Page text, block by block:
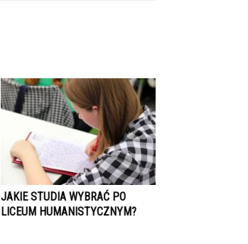
JAKIE STUDIA WYBRAĆ PO
LICEUM HUMANISTYCZNYM?